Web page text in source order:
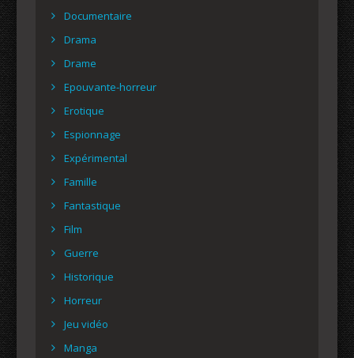
Documentaire
Drama
Drame
Epouvante-horreur
Erotique
Espionnage
Expérimental
Famille
Fantastique
Film
Guerre
Historique
Horreur
Jeu vidéo
Manga